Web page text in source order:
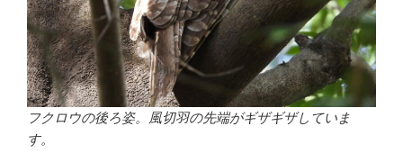
フクロウの後ろ姿。風切羽の先端がギザギザしていま
す。